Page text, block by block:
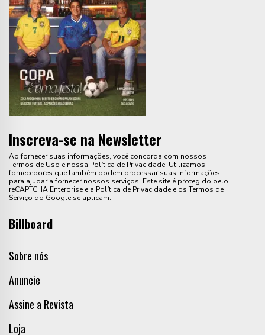
Inscreva-se na Newsletter
Ao fornecer suas informações, você concorda com nossos
Termos de Uso e nossa Política de Privacidade. Utilizamos
fornecedores que também podem processar suas informações
para ajudar a fornecer nossos serviços. Este site é protegido pelo
reCAPTCHA Enterprise e a Política de Privacidade e os Termos de
Serviço do Google se aplicam.
Billboard
Sobre nós
Anuncie
Assine a Revista
Loja